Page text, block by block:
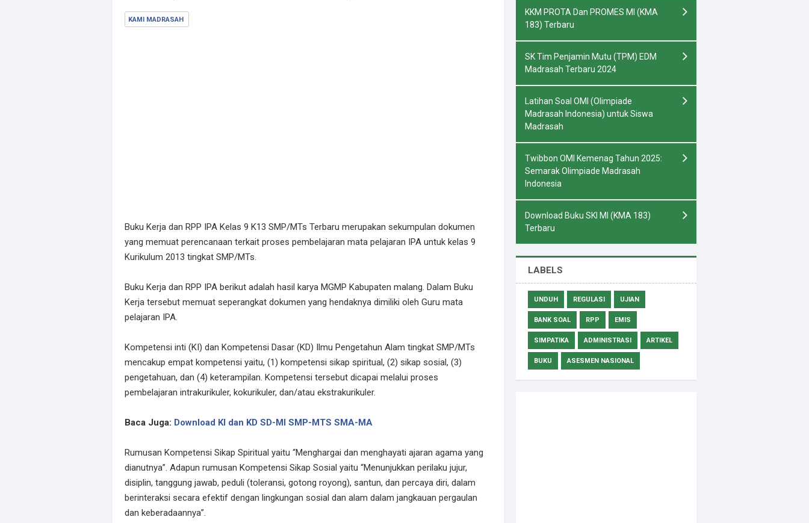
KAMI MADRASAH
Buku Kerja dan RPP IPA Kelas 9 K13 SMP/MTs Terbaru merupakan sekumpulan dokumen
yang memuat perencanaan terkait proses pembelajaran mata pelajaran IPA untuk kelas 9
Kurikulum 2013 tingkat SMP/MTs.
Buku Kerja dan RPP IPA berikut adalah hasil karya MGMP Kabupaten malang. Dalam Buku
Kerja tersebut memuat seperangkat dokumen yang hendaknya dimiliki oleh Guru mata
pelajaran IPA.
Kompetensi inti (KI) dan Kompetensi Dasar (KD) Ilmu Pengetahun Alam tingkat SMP/MTs
mencakup empat kompetensi yaitu, (1) kompetensi sikap spiritual, (2) sikap sosial, (3)
pengetahuan, dan (4) keterampilan. Kompetensi tersebut dicapai melalui proses
pembelajaran intrakurikuler, kokurikuler, dan/atau ekstrakurikuler.
Baca Juga: Download KI dan KD SD-MI SMP-MTS SMA-MA
Rumusan Kompetensi Sikap Spiritual yaitu “Menghargai dan menghayati ajaran agama yang
dianutnya”. Adapun rumusan Kompetensi Sikap Sosial yaitu “Menunjukkan perilaku jujur,
disiplin, tanggung jawab, peduli (toleransi, gotong royong), santun, dan percaya diri, dalam
berinteraksi secara efektif dengan lingkungan sosial dan alam dalam jangkauan pergaulan
dan keberadaannya”.
KKM PROTA Dan PROMES MI (KMA
183) Terbaru
SK Tim Penjamin Mutu (TPM) EDM
Madrasah Terbaru 2024
Latihan Soal OMI (Olimpiade
Madrasah Indonesia) untuk Siswa
Madrasah
Twibbon OMI Kemenag Tahun 2025:
Semarak Olimpiade Madrasah
Indonesia
Download Buku SKI MI (KMA 183)
Terbaru
LABELS
UNDUH REGULASI UJIAN
BANK SOAL RPP EMIS
SIMPATIKA ADMINISTRASI ARTIKEL
BUKU ASESMEN NASIONAL